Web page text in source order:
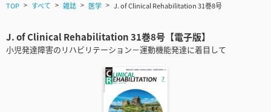
TOP すべて 雑誌 医学 J. of Clinical Rehabilitation 31巻8号
J. of Clinical Rehabilitation 31巻8号【電子版】
小児発達障害のリハビリテーション－運動機能発達に着目して